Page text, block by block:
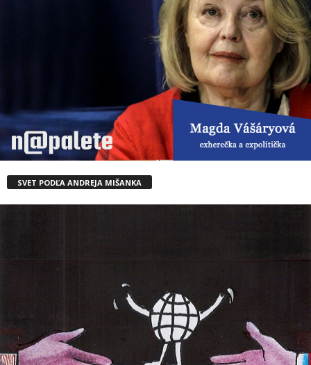
SVET PODĽA ANDREJA MIŠANKA